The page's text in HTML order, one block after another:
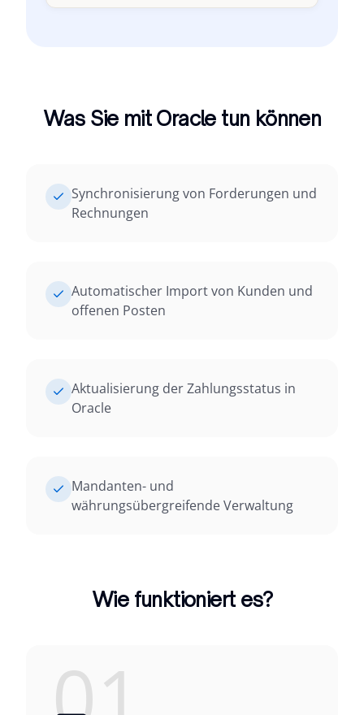
Was Sie mit Oracle tun können
Synchronisierung von Forderungen und
Rechnungen
Automatischer Import von Kunden und
offenen Posten
Aktualisierung der Zahlungsstatus in
Oracle
Mandanten- und
währungsübergreifende Verwaltung
Wie funktioniert es?